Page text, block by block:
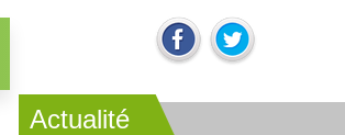
Actualité